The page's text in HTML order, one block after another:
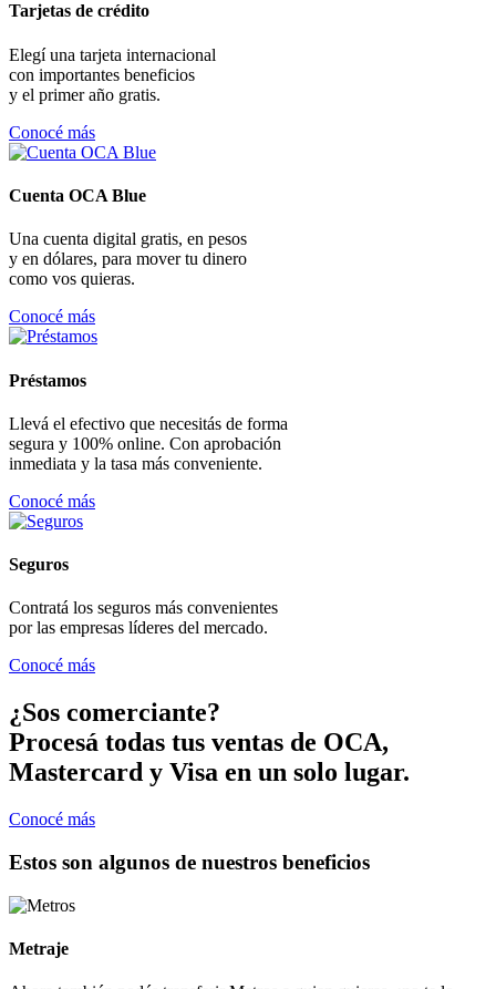
Tarjetas de crédito
Elegí una tarjeta internacional
con importantes beneficios
y el primer año gratis.
Conocé más
Cuenta OCA Blue
Una cuenta digital gratis, en pesos
y en dólares, para mover tu dinero
como vos quieras.
Conocé más
Préstamos
Llevá el efectivo que necesitás de forma
segura y 100% online. Con aprobación
inmediata y la tasa más conveniente.
Conocé más
Seguros
Contratá los seguros más convenientes
por las empresas líderes del mercado.
Conocé más
¿Sos comerciante?
Procesá todas tus ventas de OCA,
Mastercard y Visa en un solo lugar.
Conocé más
Estos son algunos de nuestros beneficios
Metraje